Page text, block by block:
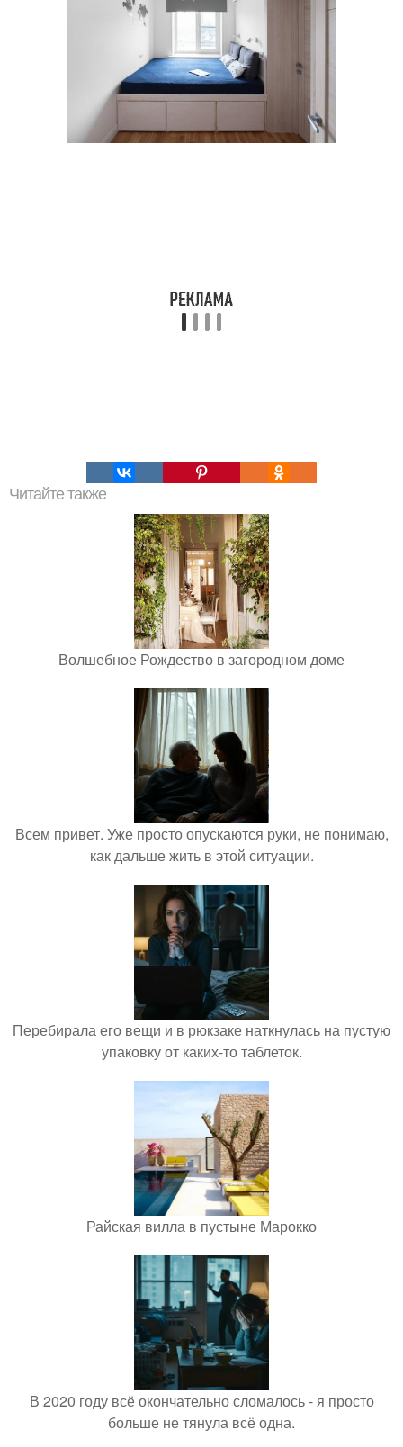
Читайте также
Волшебное Рождество в загородном доме
Всем привет. Уже просто опускаются руки, не понимаю,
как дальше жить в этой ситуации.
Перебирала его вещи и в рюкзаке наткнулась на пустую
упаковку от каких-то таблеток.
Райская вилла в пустыне Марокко
В 2020 году всё окончательно сломалось - я просто
больше не тянула всё одна.